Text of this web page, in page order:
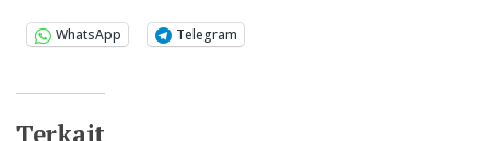
WhatsApp Telegram
Terkait